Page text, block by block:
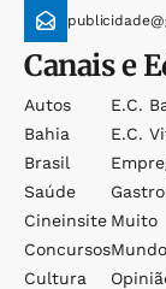
Canais e
Autos
Bahia
Brasil
Saúde
Cineinsite
Concursos
Cultura
E.c.
E.c.
Muito
Mundo